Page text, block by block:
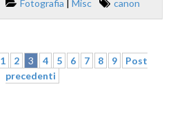
Fotografia | Misc canon
1 2 3 4 5 6 7 8 9
Post
precedenti